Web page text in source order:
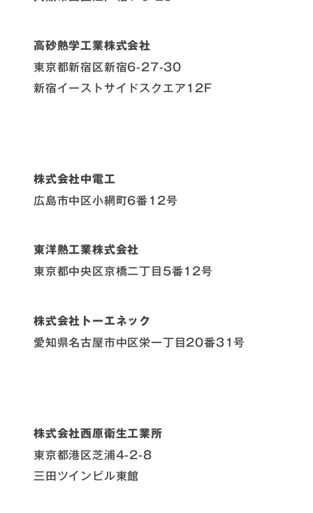
高砂熱学工業株式会社
東京都新宿区新宿6-27-30
新宿イーストサイドスクエア12F
株式会社中電工
広島市中区小網町6番12号
東洋熱工業株式会社
東京都中央区京橋二丁目5番12号
株式会社トーエネック
愛知県名古屋市中区栄一丁目20番31号
株式会社西原衛生工業所
東京都港区芝浦4-2-8
三田ツインビル東館